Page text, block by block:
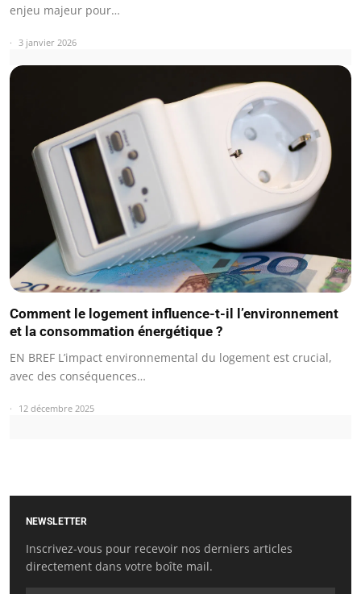
enjeu majeur pour…
3 janvier 2026
Comment le logement influence-t-il l’environnement
et la consommation énergétique ?
EN BREF L’impact environnemental du logement est crucial,
avec des conséquences…
12 décembre 2025
NEWSLETTER
Inscrivez-vous pour recevoir nos derniers articles
directement dans votre boîte mail.